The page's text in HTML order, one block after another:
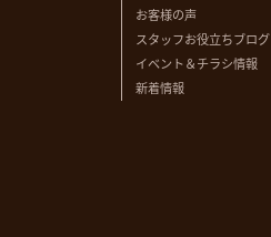
お客様の声
スタッフお役立ちブログ
イベント＆チラシ情報
新着情報